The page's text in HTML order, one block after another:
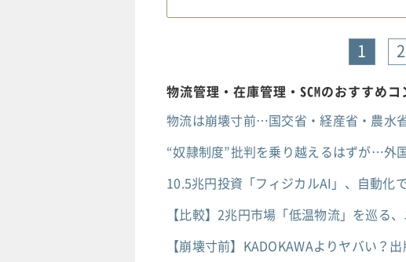
1 2
物流管理・在庫管理・SCMのおすすめコ
物流は崩壊寸前…国交省・経産省・農水
“奴隷制度”批判を乗り越えるはずが…外
10.5兆円投資「フィジカルAI」、自動化
【比較】2兆円市場「低温物流」を巡る
【崩壊寸前】KADOKAWAよりヤバい？